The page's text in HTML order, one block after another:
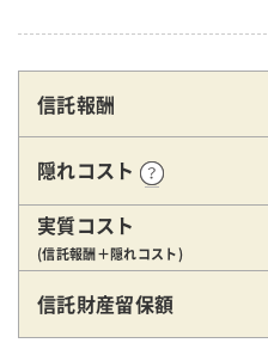
信託報酬
隠れコスト
実質コスト
(信託報酬＋隠れコスト)
信託財産留保額